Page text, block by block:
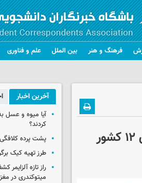
فرهنگ و هنر بین الملل علم و فناوری
آسیایی‌ها در فجر/بخش «جلوه‌گاه شرق» با فیلم‌های ۱۲ کشور
آخرین اخبار
آیا میوه و عسل
کردند؟
پشت پرده کلافگی
طرز تهیه کیک
راز تازه
میتوکندری در